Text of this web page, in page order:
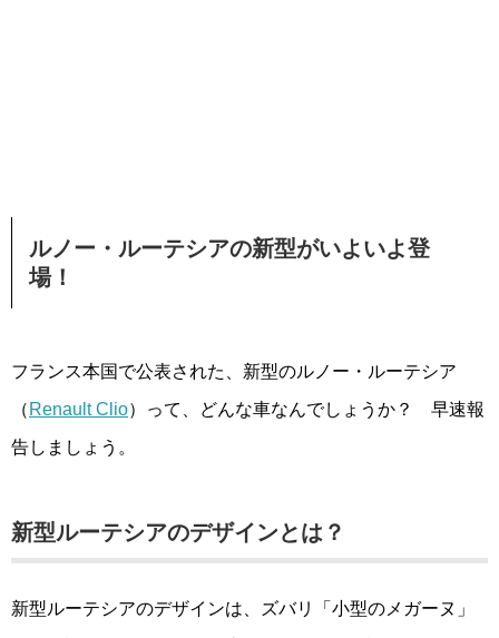
ルノー・ルーテシアの新型がいよいよ登
場！
フランス本国で公表された、新型のルノー・ルーテシア
（ Renault Clio）って、どんな車なんでしょうか？ 早速報
告しましょう。
新型ルーテシアのデザインとは？
新型ルーテシアのデザインは、ズバリ「小型のメガーヌ」